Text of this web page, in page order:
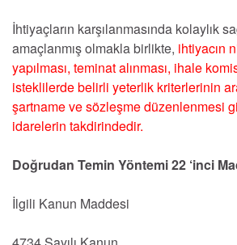
İhtiyaçların karşılanmasında kolaylık
amaçlanmış olmakla birlikte, ihtiyacın
yapılması, teminat alınması, ihale
isteklilerde belirli yeterlik kriterlerinin
şartname ve sözleşme düzenlenmesi
idarelerin takdirindedir.
Doğrudan Temin Yöntemi 22 ‘inci
İlgili Kanun Maddesi